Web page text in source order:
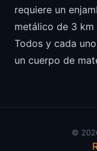
requiere un
metálico de 3 km
Todos y cada
un cuerpo de
©